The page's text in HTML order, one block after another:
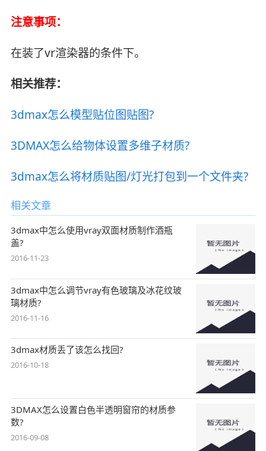
注意事项：
在装了vr渲染器的条件下。
相关推荐：
3dmax怎么模型贴位图贴图?
3DMAX怎么给物体设置多维子材质?
3dmax怎么将材质贴图/灯光打包到一个文件夹?
相关文章
3dmax中怎么使用vray双面材质制作酒瓶
盖?
2016-11-23
3dmax中怎么调节vray有色玻璃及冰花纹玻
璃材质?
2016-11-16
3dmax材质丢了该怎么找回?
2016-10-18
3DMAX怎么设置白色半透明窗帘的材质参
数?
2016-09-08